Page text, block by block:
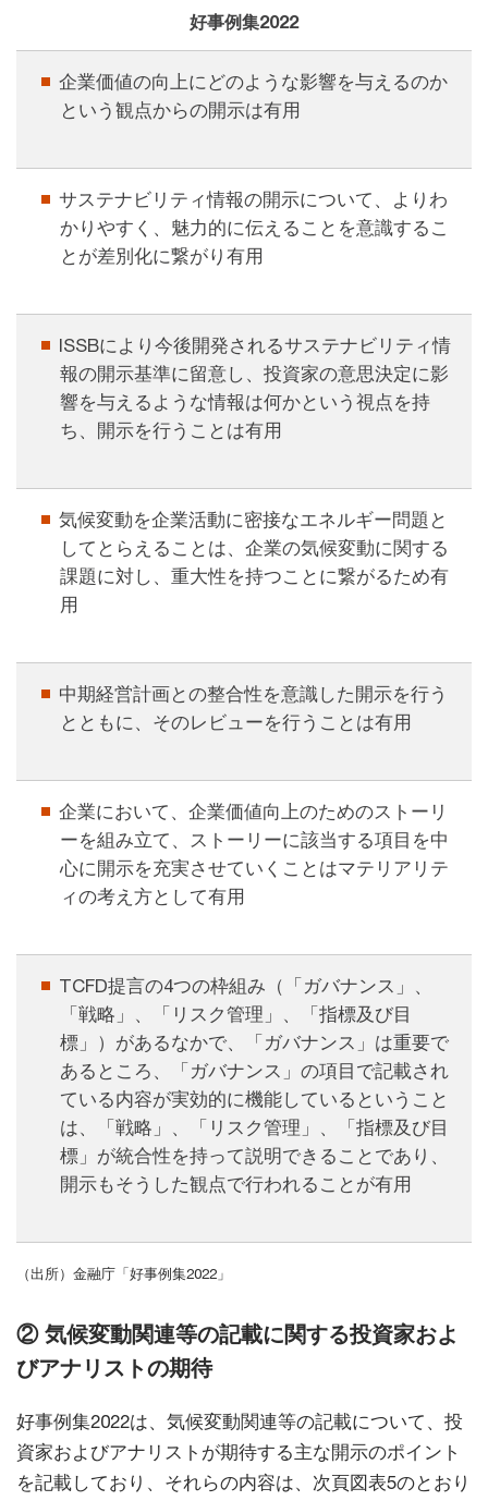
好事例集2022
企業価値の向上にどのような影響を与えるのか
という観点からの開示は有用
サステナビリティ情報の開示について、よりわ
かりやすく、魅力的に伝えることを意識するこ
とが差別化に繋がり有用
ISSBにより今後開発されるサステナビリティ情
報の開示基準に留意し、投資家の意思決定に影
響を与えるような情報は何かという視点を持
ち、開示を行うことは有用
気候変動を企業活動に密接なエネルギー問題と
してとらえることは、企業の気候変動に関する
課題に対し、重大性を持つことに繋がるため有
用
中期経営計画との整合性を意識した開示を行う
とともに、そのレビューを行うことは有用
企業において、企業価値向上のためのストーリ
ーを組み立て、ストーリーに該当する項目を中
心に開示を充実させていくことはマテリアリテ
ィの考え方として有用
TCFD提言の4つの枠組み（「ガバナンス」、
「戦略」、「リスク管理」、「指標及び目
標」）があるなかで、「ガバナンス」は重要で
あるところ、「ガバナンス」の項目で記載され
ている内容が実効的に機能しているということ
は、「戦略」、「リスク管理」、「指標及び目
標」が統合性を持って説明できることであり、
開示もそうした観点で行われることが有用
（出所）金融庁「好事例集2022」
② 気候変動関連等の記載に関する投資家およ
びアナリストの期待
好事例集2022は、気候変動関連等の記載について、投
資家およびアナリストが期待する主な開示のポイント
を記載しており、それらの内容は、次頁図表5のとおり